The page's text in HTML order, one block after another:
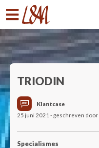
TRIODIN
Klantcase
25 juni 2021 - geschreven door
Specialismes